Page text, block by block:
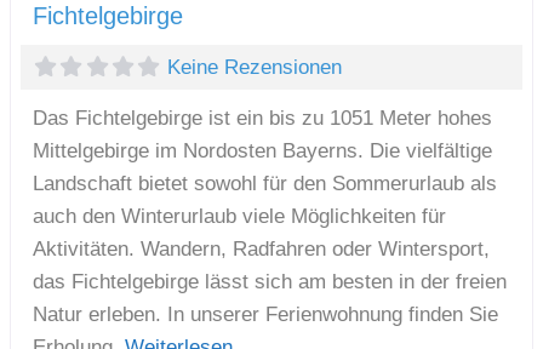
Fichtelgebirge
Keine Rezensionen
Das Fichtelgebirge ist ein bis zu 1051 Meter hohes
Mittelgebirge im Nordosten Bayerns. Die vielfältige
Landschaft bietet sowohl für den Sommerurlaub als
auch den Winterurlaub viele Möglichkeiten für
Aktivitäten. Wandern, Radfahren oder Wintersport,
das Fichtelgebirge lässt sich am besten in der freien
Natur erleben. In unserer Ferienwohnung finden Sie